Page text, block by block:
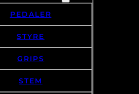
PEDALER
STYRE
GRIPS
STEM